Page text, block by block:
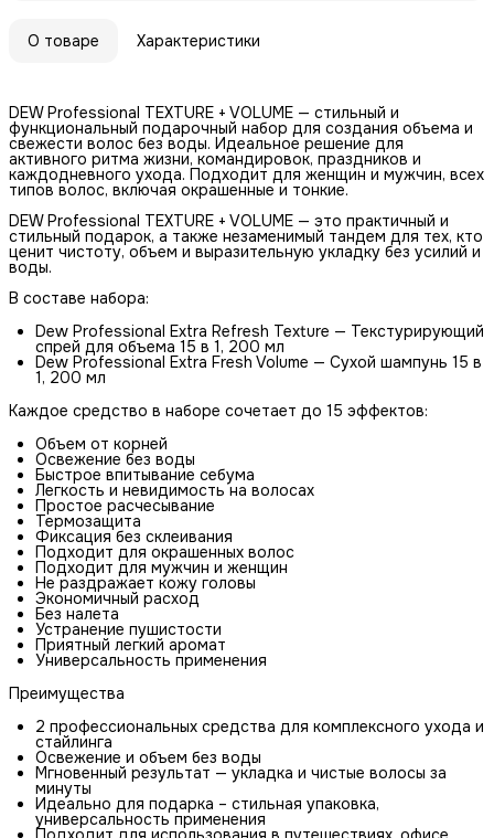
О товаре Характеристики
DEW Professional TEXTURE + VOLUME — стильный и
функциональный подарочный набор для создания объема и
свежести волос без воды. Идеальное решение для
активного ритма жизни, командировок, праздников и
каждодневного ухода. Подходит для женщин и мужчин, всех
типов волос, включая окрашенные и тонкие.
DEW Professional TEXTURE + VOLUME — это практичный и
стильный подарок, а также незаменимый тандем для тех, кто
ценит чистоту, объем и выразительную укладку без усилий и
воды.
В составе набора:
Dew Professional Extra Refresh Texture — Текстурирующий
спрей для объема 15 в 1, 200 мл
Dew Professional Extra Fresh Volume — Сухой шампунь 15 в
1, 200 мл
Каждое средство в наборе сочетает до 15 эффектов:
Объем от корней
Освежение без воды
Быстрое впитывание себума
Легкость и невидимость на волосах
Простое расчесывание
Термозащита
Фиксация без склеивания
Подходит для окрашенных волос
Подходит для мужчин и женщин
Не раздражает кожу головы
Экономичный расход
Без налета
Устранение пушистости
Приятный легкий аромат
Универсальность применения
Преимущества
2 профессиональных средства для комплексного ухода и
стайлинга
Освежение и объем без воды
Мгновенный результат — укладка и чистые волосы за
минуты
Идеально для подарка – стильная упаковка,
универсальность применения